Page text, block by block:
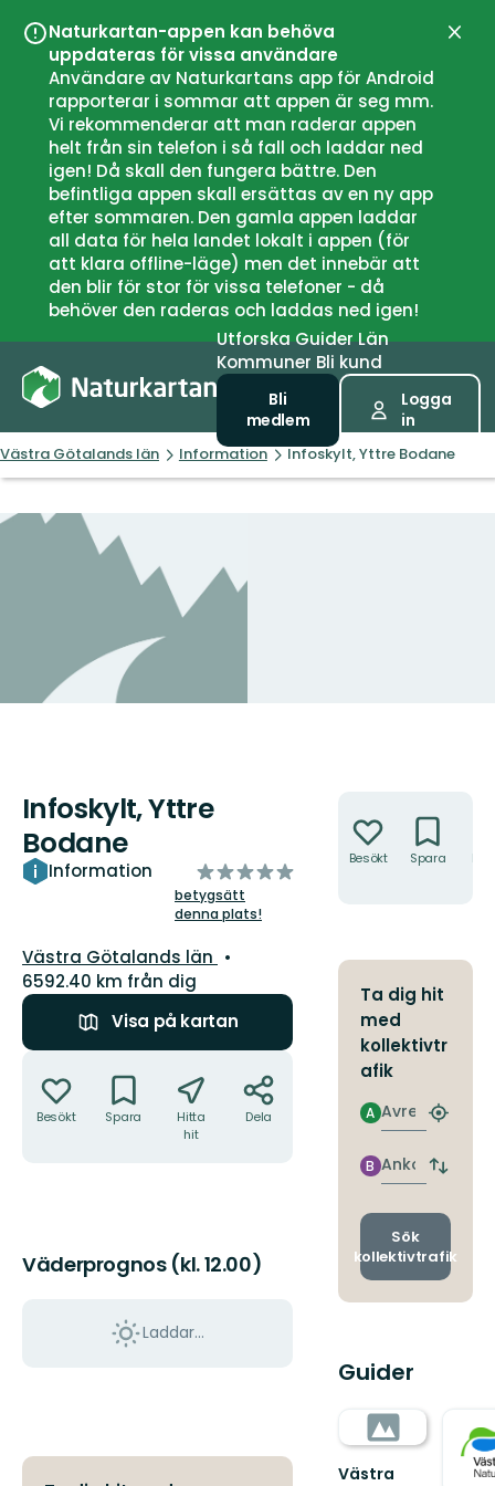
Naturkartan-appen kan behöva
uppdateras för vissa användare
Användare av Naturkartans app för Android
rapporterar i sommar att appen är seg mm.
Vi rekommenderar att man raderar appen
helt från sin telefon i så fall och laddar ned
igen! Då skall den fungera bättre. Den
befintliga appen skall ersättas av en ny app
efter sommaren. Den gamla appen laddar
all data för hela landet lokalt i appen (för
att klara offline-läge) men det innebär att
den blir för stor för vissa telefoner - då
behöver den raderas och laddas ned igen!
UtforskaGuiderLän
Kommuner Bli kund
Bli
medlem
Logga
in
Västra Götalands län Information Infoskylt, Yttre Bodane
Infoskylt, Yttre
Bodane
Information
av
5
stjärnor
betygsätt
denna plats!
Län:
Västra Götalands län
6592.40 km från dig
Visa på kartan
Besökt Spara
Hitta
hit
Dela
Väderprognos (kl. 12.00)
Laddar...
Besökt Spara
Ta dig hit
med
kollektivtr
afik
Avresa
A
Hitta
Ankomst
B
Byt
och
Sök
kollektivtrafik
Guider
Västra